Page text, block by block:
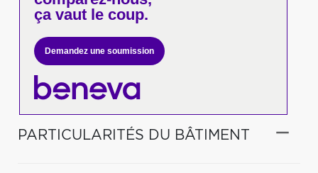
ça vaut le coup.
Demandez une soumission
PARTICULARITÉS DU BÂTIMENT